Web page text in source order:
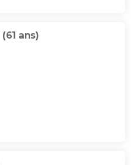
(61 ans)